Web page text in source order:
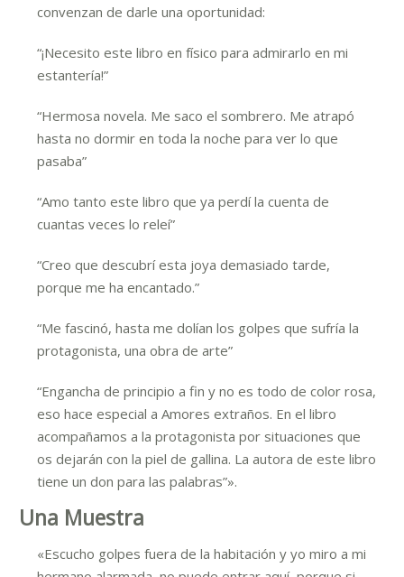
convenzan de darle una oportunidad:
“¡Necesito este libro en físico para admirarlo en mi
estantería!”
“Hermosa novela. Me saco el sombrero. Me atrapó
hasta no dormir en toda la noche para ver lo que
pasaba”
“Amo tanto este libro que ya perdí la cuenta de
cuantas veces lo releí”
“Creo que descubrí esta joya demasiado tarde,
porque me ha encantado.”
“Me fascinó, hasta me dolían los golpes que sufría la
protagonista, una obra de arte”
“Engancha de principio a fin y no es todo de color rosa,
eso hace especial a Amores extraños. En el libro
acompañamos a la protagonista por situaciones que
os dejarán con la piel de gallina. La autora de este libro
tiene un don para las palabras”».
Una Muestra
«Escucho golpes fuera de la habitación y yo miro a mi